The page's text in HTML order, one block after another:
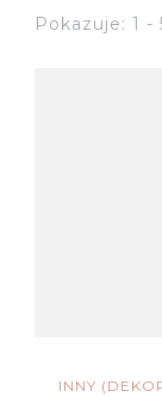
Pokazuje: 1 -
INNY